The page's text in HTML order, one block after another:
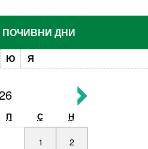
ПОЧИВНИ ДНИ
Ю Я
П С Н
1 2